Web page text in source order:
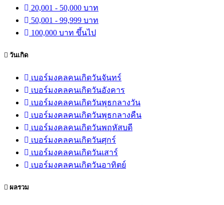
20,001 - 50,000 บาท
50,001 - 99,999 บาท
100,000 บาท ขึ้นไป
วันเกิด
เบอร์มงคลคนเกิดวันจันทร์
เบอร์มงคลคนเกิดวันอังคาร
เบอร์มงคลคนเกิดวันพุธกลางวัน
เบอร์มงคลคนเกิดวันพุธกลางคืน
เบอร์มงคลคนเกิดวันพฤหัสบดี
เบอร์มงคลคนเกิดวันศุกร์
เบอร์มงคลคนเกิดวันเสาร์
เบอร์มงคลคนเกิดวันอาทิตย์
ผลรวม